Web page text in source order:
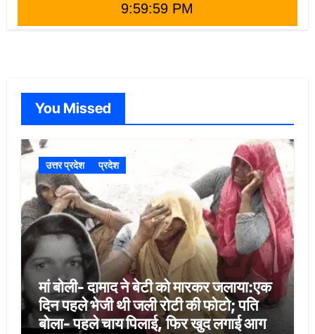
10:00:00 PM
You Missed
उत्तर प्रदेश प्रदेश
मां बोली- दामाद ने बेटी को मारकर जलाया:एक
दिन पहले भेजी थी जली रोटी की फोटो; पति
बोला- पहले चाय पिलाई, फिर खुद लगाई आग